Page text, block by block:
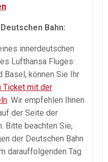
Bahn:
innerdeutschen
Lufthansa Fluges
Basel, können Sie Ihr
Ticket mit der
. Wir empfehlen Ihnen
der Seite der
Bitte beachten Sie,
der Deutschen Bahn
darauffolgenden Tag